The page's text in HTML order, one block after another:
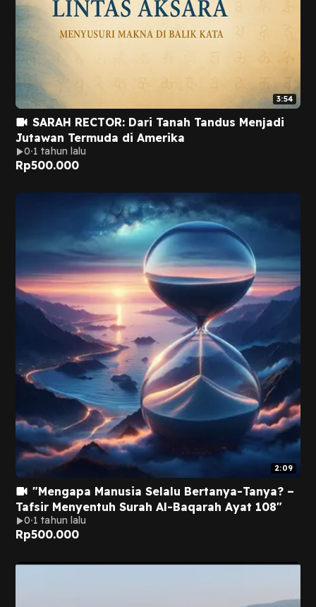
3:54
SARAH RECTOR: Dari Tanah Tandus Menjadi
Jutawan Termuda di Amerika
0 1 tahun lalu
Rp500.000
2:09
"Mengapa Manusia Selalu Bertanya-Tanya? –
Tafsir Menyentuh Surah Al-Baqarah Ayat 108"
0 1 tahun lalu
Rp500.000